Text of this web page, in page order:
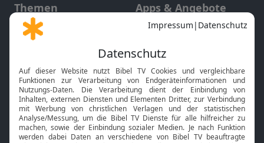
Themen
Gott und Bibel erklärt
Neuigkeiten
Apps & Angebote
Mobile App
Smart TV
HbbTV
Bibelthek Online-Bibel
Nächster Gottesdienst